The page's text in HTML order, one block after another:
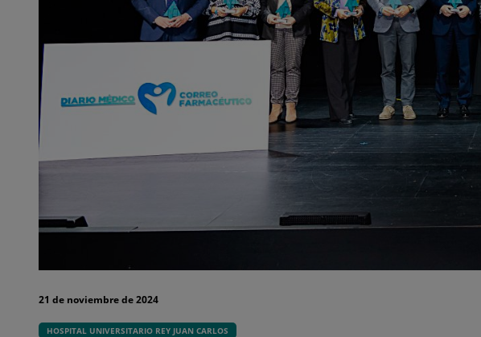
21 de noviembre de 2024
HOSPITAL UNIVERSITARIO REY JUAN CARLOS